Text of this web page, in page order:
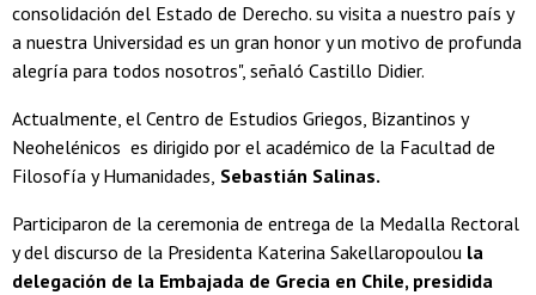
consolidación del Estado de Derecho. su visita a nuestro país y
a nuestra Universidad es un gran honor y un motivo de profunda
alegría para todos nosotros", señaló Castillo Didier.
Actualmente, el Centro de Estudios Griegos, Bizantinos y
Neohelénicos es dirigido por el académico de la Facultad de
Filosofía y Humanidades, Sebastián Salinas.
Participaron de la ceremonia de entrega de la Medalla Rectoral
y del discurso de la Presidenta Katerina Sakellaropoulou la
delegación de la Embajada de Grecia en Chile, presidida